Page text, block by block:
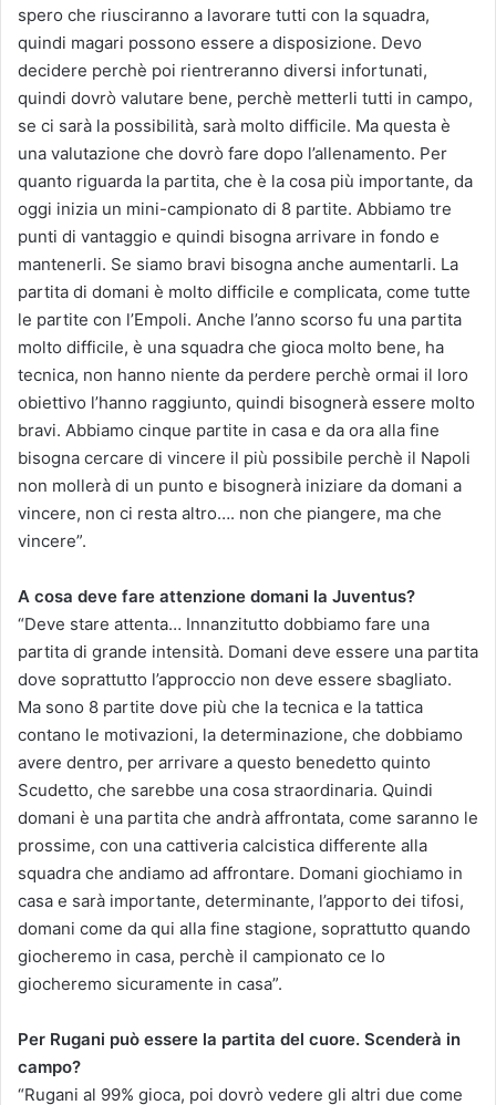
spero che riusciranno a lavorare tutti con la squadra,
quindi magari possono essere a disposizione. Devo
decidere perchè poi rientreranno diversi infortunati,
quindi dovrò valutare bene, perchè metterli tutti in campo,
se ci sarà la possibilità, sarà molto difficile. Ma questa è
una valutazione che dovrò fare dopo l’allenamento. Per
quanto riguarda la partita, che è la cosa più importante, da
oggi inizia un mini-campionato di 8 partite. Abbiamo tre
punti di vantaggio e quindi bisogna arrivare in fondo e
mantenerli. Se siamo bravi bisogna anche aumentarli. La
partita di domani è molto difficile e complicata, come tutte
le partite con l’Empoli. Anche l’anno scorso fu una partita
molto difficile, è una squadra che gioca molto bene, ha
tecnica, non hanno niente da perdere perchè ormai il loro
obiettivo l’hanno raggiunto, quindi bisognerà essere molto
bravi. Abbiamo cinque partite in casa e da ora alla fine
bisogna cercare di vincere il più possibile perchè il Napoli
non mollerà di un punto e bisognerà iniziare da domani a
vincere, non ci resta altro…. non che piangere, ma che
vincere”.
A cosa deve fare attenzione domani la Juventus?
“Deve stare attenta… Innanzitutto dobbiamo fare una
partita di grande intensità. Domani deve essere una partita
dove soprattutto l’approccio non deve essere sbagliato.
Ma sono 8 partite dove più che la tecnica e la tattica
contano le motivazioni, la determinazione, che dobbiamo
avere dentro, per arrivare a questo benedetto quinto
Scudetto, che sarebbe una cosa straordinaria. Quindi
domani è una partita che andrà affrontata, come saranno le
prossime, con una cattiveria calcistica differente alla
squadra che andiamo ad affrontare. Domani giochiamo in
casa e sarà importante, determinante, l’apporto dei tifosi,
domani come da qui alla fine stagione, soprattutto quando
giocheremo in casa, perchè il campionato ce lo
giocheremo sicuramente in casa”.
Per Rugani può essere la partita del cuore. Scenderà in
campo?
“Rugani al 99% gioca, poi dovrò vedere gli altri due come